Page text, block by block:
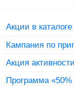
Акции в
Кампания по
Акция
Программа «50%